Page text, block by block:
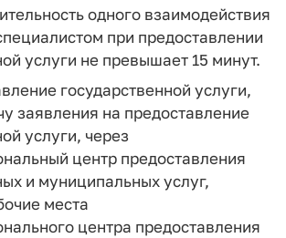
одного взаимодействия
при предоставлении
услуги не превышает 15 минут.
государственной услуги,
заявления на предоставление
услуги, через
центр предоставления
и муниципальных услуг,
места
центра предоставления